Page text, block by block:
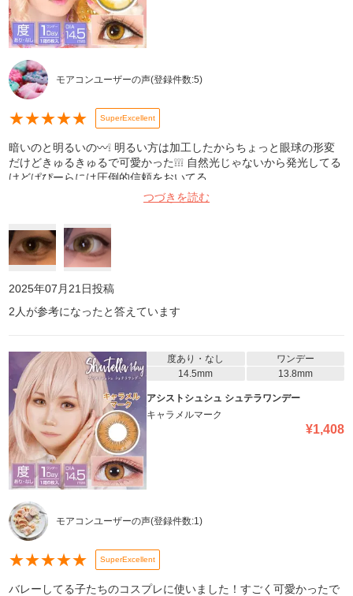
モアコンユーザーの声(登録件数:5)
★★★★★ SuperExcellent
暗いのと明るいの〰️❕ 明るい方は加工したからちょっと眼球の形変
だけどきゅるきゅるで可愛かった❕❕❕ 自然光じゃないから発光してる
けどぱぴーらには圧倒的信頼をおいてる
つづきを読む
2025年07月21日投稿
2 人が参考になったと答えています
度あり・なし
ワンデー
14.5mm
13.8mm
アシストシュシュ シュテラワンデー
キャラメルマーク
¥1,408
モアコンユーザーの声(登録件数:1)
★★★★★ SuperExcellent
バレーしてる子たちのコスプレに使いました！すごく可愛かったで